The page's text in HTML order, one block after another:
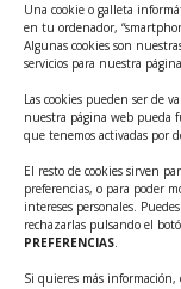
Una cookie o galleta
en tu ordenador,
Algunas cookies son
servicios para nuestra
Las cookies pueden ser de
nuestra página web pueda
que tenemos activadas por
El resto de cookies sirven
preferencias, o para poder
intereses personales.
rechazarlas pulsando el
PREFERENCIAS.
Si quieres más información,
Ayudas INFO
innovadoras
Convocatoria
para la
Competitividad
Cheque
contratación de
Competitividad